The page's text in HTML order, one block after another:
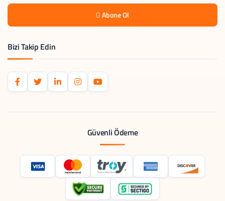
Abone Ol
Bizi Takip Edin
Güvenli Ödeme